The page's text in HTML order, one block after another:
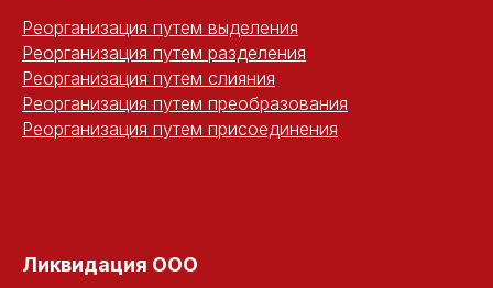
Реорганизация путем выделения
Реорганизация путем разделения
Реорганизация путем слияния
Реорганизация путем преобразования
Реорганизация путем присоединения
Ликвидация ООО